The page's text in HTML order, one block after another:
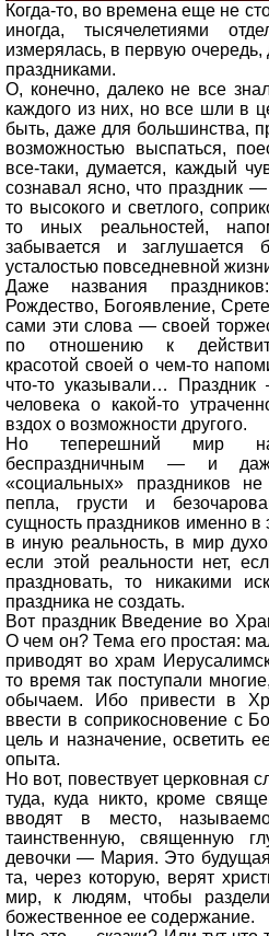
Когда-то, во времена еще не
иногда, тысячелетиями
измерялась, в первую
праздниками.
О, конечно, далеко не все
каждого из них, но все шли в
быть, даже для большинства,
возможностью выспаться,
все-таки, думается, каждый
сознавал ясно, что праздник
то высокого и светлого,
то иных реальностей,
забывается и
усталостью повседневной
Даже названия
Рождество, Богоявление,
сами эти слова — своей
по отношению к
красотой своей о чем-то
что-то указывали…
человека о какой-то
вздох о возможности другого.
Но теперешний мир
беспраздничным — и
«социальных» праздников
пепла, грусти и
сущность праздников именно
в иную реальность, в мир
если этой реальности нет,
праздновать, то никакими
праздника не создать.
Вот праздник Введение во
О чем он? Тема его простая:
приводят во храм
то время так поступали
обычаем. Ибо привести в
ввести в соприкосновение с
цель и назначение, осветить
опыта.
Но вот, повествует церковная
туда, куда никто, кроме
вводят в место,
таинственную, священную
девочки — Мария. Это
та, через которую, верят
мир, к людям, чтобы
божественное ее содержание.